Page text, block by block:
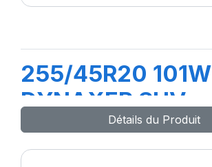
255/45R20 101W
DYNAXER SUV
Détails du Produit